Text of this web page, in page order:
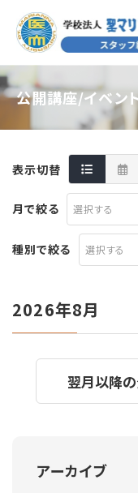
公開講座/イベン
表示切替
月で絞る 選択する
種別で絞る 選択する
2026年8月
翌月以降
アーカイブ